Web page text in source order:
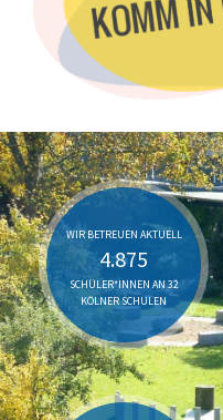
WIR BETREUEN AKTUELL
4.875
SCHÜLER*INNEN AN 32
KÖLNER SCHULEN